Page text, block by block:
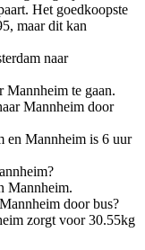
Het goedkoopste
maar dit kan
naar
Mannheim te gaan.
Mannheim door
en Mannheim is 6 uur
Mannheim.
door bus?
zorgt voor 30.55kg